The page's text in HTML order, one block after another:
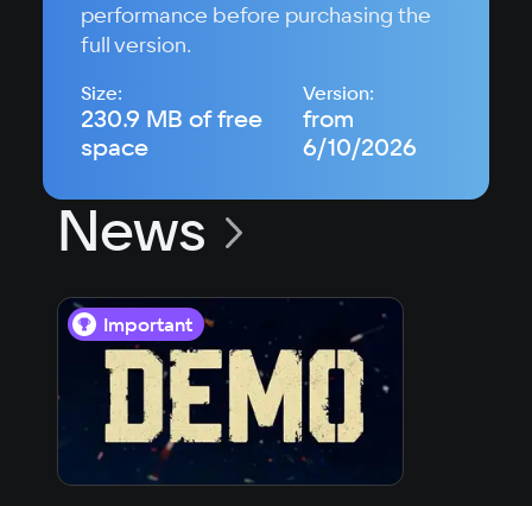
performance before purchasing the
full version.
Size:
230.9 MB of free
space
Version:
from
6/10/2026
News
Important